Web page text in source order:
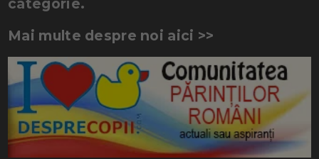
categorie.
Mai multe despre noi aici >>